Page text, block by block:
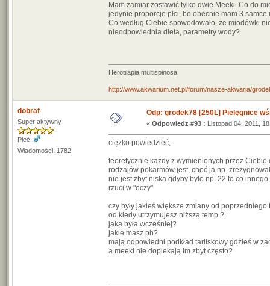
Mam zamiar zostawić tylko dwie Meeki. Co do
jedynie proporcje płci, bo obecnie mam 3 samce
Co według Ciebie spowodowało, że miodówki
nieodpowiednia dieta, parametry wody?
Herotilapia multispinosa
http://www.akwarium.net.pl/forum/nasze-akwaria/
dobraf
Super aktywny
Płeć:
Wiadomości: 1782
Odp: grodek78 [250L] Pielęgnice
« Odpowiedz #93 : Listopad 04, 2011,
ciężko powiedzieć,
teoretycznie każdy z wymienionych przez
rodzajów pokarmów jest, choć ja np.
nie jest zbyt niska gdyby było np. 22 to co
rzuci w "oczy"
czy były jakieś większe zmiany od poprzedniego
od kiedy utrzymujesz niższą temp.?
jaka była wcześniej?
jakie masz ph?
mają odpowiedni podkład tarliskowy gdzieś w
a meeki nie dopiekają im zbyt często?